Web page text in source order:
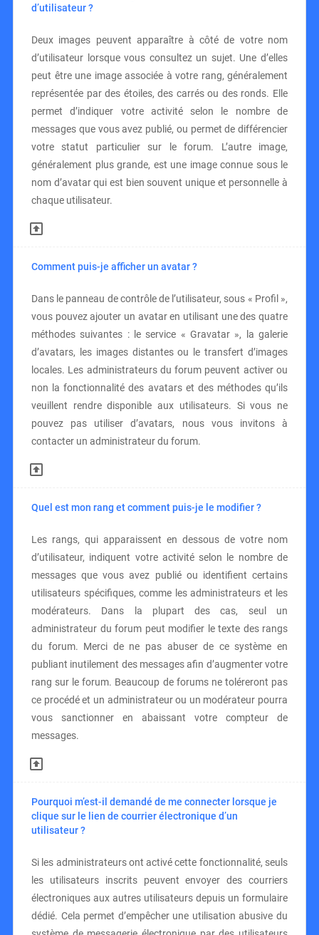
d’utilisateur ?
Deux images peuvent apparaître à côté de votre nom
d’utilisateur lorsque vous consultez un sujet. Une d’elles
peut être une image associée à votre rang, généralement
représentée par des étoiles, des carrés ou des ronds. Elle
permet d’indiquer votre activité selon le nombre de
messages que vous avez publié, ou permet de différencier
votre statut particulier sur le forum. L’autre image,
généralement plus grande, est une image connue sous le
nom d’avatar qui est bien souvent unique et personnelle à
chaque utilisateur.
Comment puis-je afficher un avatar ?
Dans le panneau de contrôle de l’utilisateur, sous « Profil »,
vous pouvez ajouter un avatar en utilisant une des quatre
méthodes suivantes : le service « Gravatar », la galerie
d’avatars, les images distantes ou le transfert d’images
locales. Les administrateurs du forum peuvent activer ou
non la fonctionnalité des avatars et des méthodes qu’ils
veuillent rendre disponible aux utilisateurs. Si vous ne
pouvez pas utiliser d’avatars, nous vous invitons à
contacter un administrateur du forum.
Quel est mon rang et comment puis-je le modifier ?
Les rangs, qui apparaissent en dessous de votre nom
d’utilisateur, indiquent votre activité selon le nombre de
messages que vous avez publié ou identifient certains
utilisateurs spécifiques, comme les administrateurs et les
modérateurs. Dans la plupart des cas, seul un
administrateur du forum peut modifier le texte des rangs
du forum. Merci de ne pas abuser de ce système en
publiant inutilement des messages afin d’augmenter votre
rang sur le forum. Beaucoup de forums ne toléreront pas
ce procédé et un administrateur ou un modérateur pourra
vous sanctionner en abaissant votre compteur de
messages.
Pourquoi m’est-il demandé de me connecter lorsque je
clique sur le lien de courrier électronique d’un
utilisateur ?
Si les administrateurs ont activé cette fonctionnalité, seuls
les utilisateurs inscrits peuvent envoyer des courriers
électroniques aux autres utilisateurs depuis un formulaire
dédié. Cela permet d’empêcher une utilisation abusive du